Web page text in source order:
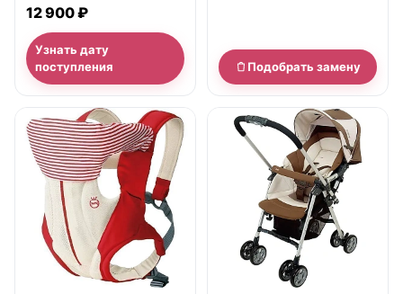
12 900 ₽
Узнать дату
поступления
Подобрать замену
нет в продаже